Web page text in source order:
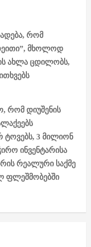
რომ
მხოლოდ
ის ახლა ცდილობს,
რომ დიუშენის
3 მილიონ
ინვენტარისა
რეალური საქმე
ფლეშმობებში